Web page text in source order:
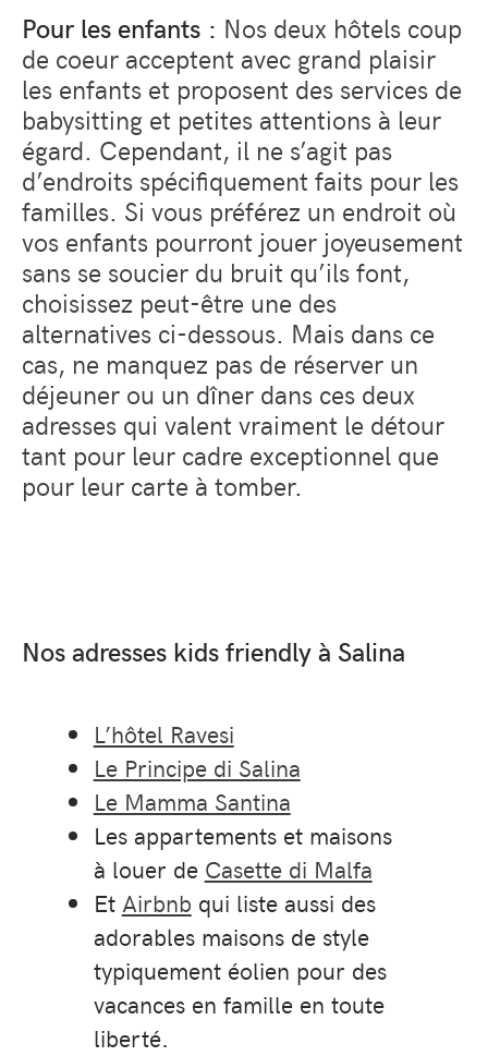
Pour les enfants : Nos deux hôtels coup
de coeur acceptent avec grand plaisir
les enfants et proposent des services de
babysitting et petites attentions à leur
égard. Cependant, il ne s’agit pas
d’endroits spécifiquement faits pour les
familles. Si vous préférez un endroit où
vos enfants pourront jouer joyeusement
sans se soucier du bruit qu’ils font,
choisissez peut-être une des
alternatives ci-dessous. Mais dans ce
cas, ne manquez pas de réserver un
déjeuner ou un dîner dans ces deux
adresses qui valent vraiment le détour
tant pour leur cadre exceptionnel que
pour leur carte à tomber.
Nos adresses kids friendly à Salina
L’hôtel Ravesi
Le Principe di Salina
Le Mamma Santina
Les appartements et maisons
à louer de Casette di Malfa
Et Airbnb qui liste aussi des
adorables maisons de style
typiquement éolien pour des
vacances en famille en toute
liberté.